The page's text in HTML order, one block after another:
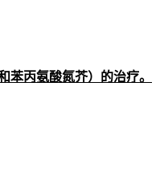
丙氨酸氮芥）的治疗。